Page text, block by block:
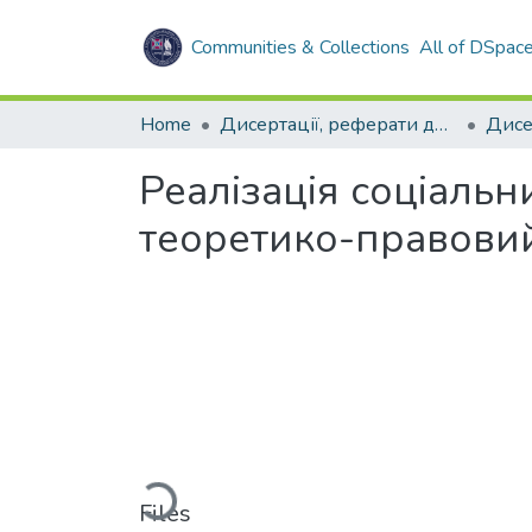
Communities & Collections All of DSpace
Home Дисертації, реферати дисертацій
Реалізація
теоретико-
Loading...
Files